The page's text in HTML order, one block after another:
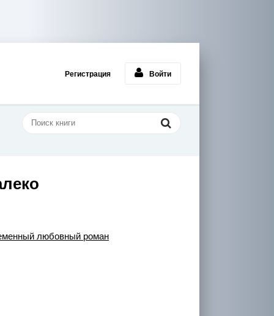
Регистрация Войти
любовный роман